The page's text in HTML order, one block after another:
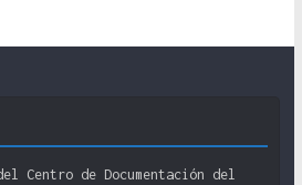
Centro de Documentación del